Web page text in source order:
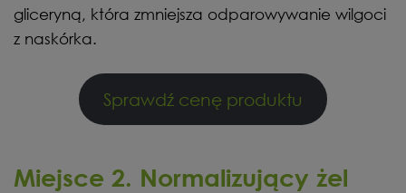
gliceryną, która zmniejsza odparowywanie wilgoci
z naskórka.
Sprawdź cenę produktu
Miejsce 2. Normalizujący żel